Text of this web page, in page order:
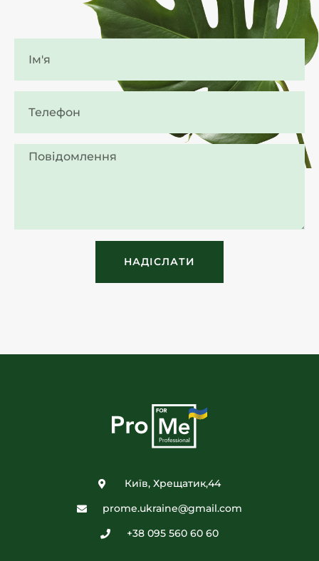
НАДІСЛАТИ
Київ, Хрещатик,44
prome.ukraine@gmail.com
+38 095 560 60 60